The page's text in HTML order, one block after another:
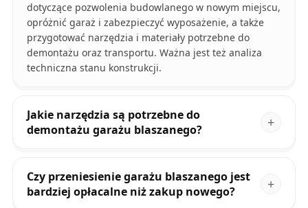
dotyczące pozwolenia budowlanego w nowym miejscu,
opróżnić garaż i zabezpieczyć wyposażenie, a także
przygotować narzędzia i materiały potrzebne do
demontażu oraz transportu. Ważna jest też analiza
techniczna stanu konstrukcji.
Jakie narzędzia są potrzebne do
demontażu garażu blaszanego?
Czy przeniesienie garażu blaszanego jest
bardziej opłacalne niż zakup nowego?